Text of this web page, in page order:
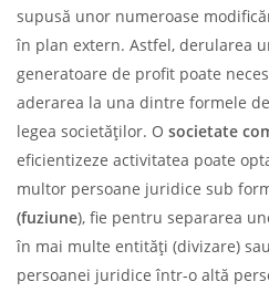
supusă unor numeroase
în plan extern. Astfel, derularea
generatoare de profit poate
aderarea la una dintre formele
legea societăților. O societate
eficientizeze activitatea poate
multor persoane juridice sub
(fuziune), fie pentru separarea
în mai multe entități (divizare)
persoanei juridice într-o altă